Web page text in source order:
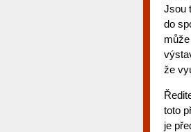
Jsou
do
že
toto
je